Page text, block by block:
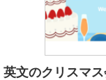
英文のクリスマ